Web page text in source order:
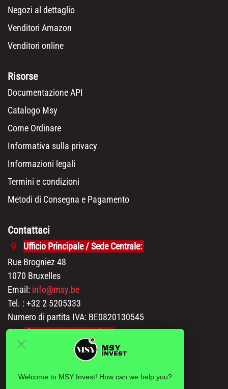
Negozi al dettaglio
Venditori Amazon
Venditori online
Risorse
Documentazione API
Catalogo Msy
Come Ordinare
Informativa sulla privacy
Informazioni legali
Termini e condizioni
Metodi di Consegna e Pagamento
Contattaci
Ufficio Principale / Sede Centrale:
Rue Brogniez 48
1070 Bruxelles
Email: info@msy.be
Tel. : +32 2 5205333
Numero di partita IVA: BE0820130545
Polder 3, 2840 Terhagen(Rumst)
Welcome to MSY Invest! How can we help you?